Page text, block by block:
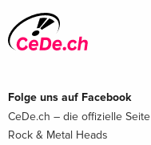
Folge uns auf Facebook
CeDe.ch – die offizielle Seite
Rock & Metal Heads